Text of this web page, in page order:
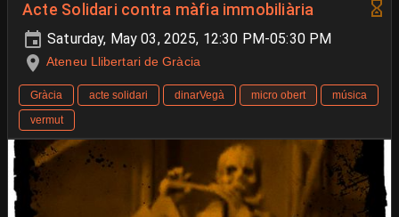
Acte Solidari contra màfia immobiliària
Saturday, May 03, 2025, 12:30 PM-05:30 PM
Ateneu Llibertari de Gràcia
Gràcia acte solidari dinarVegà micro obert
música
vermut